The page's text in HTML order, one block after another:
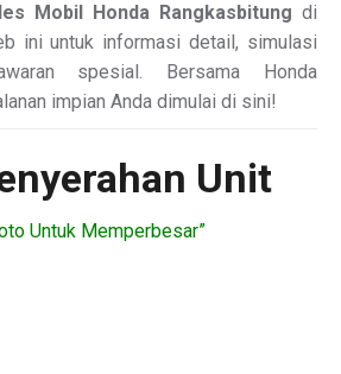
Mobil Honda Rangkasbitung di
ini untuk informasi detail, simulasi
spesial. Bersama Honda
impian Anda dimulai di sini!
Unit
Untuk Memperbesar”